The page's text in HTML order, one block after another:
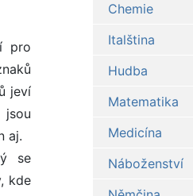
pro
jeví
jsou
aj.
se
kde
Chemie
Italština
Hudba
Matematika
Medicína
Náboženství